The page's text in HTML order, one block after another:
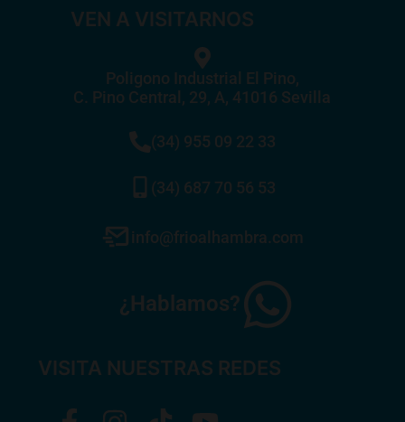
VEN A VISITARNOS
Poligono Industrial El Pino,
C. Pino Central, 29, A, 41016 Sevilla
(34) 955 09 22 33
(34) 687 70 56 53
info@frioalhambra.com
¿Hablamos?
VISITA NUESTRAS REDES